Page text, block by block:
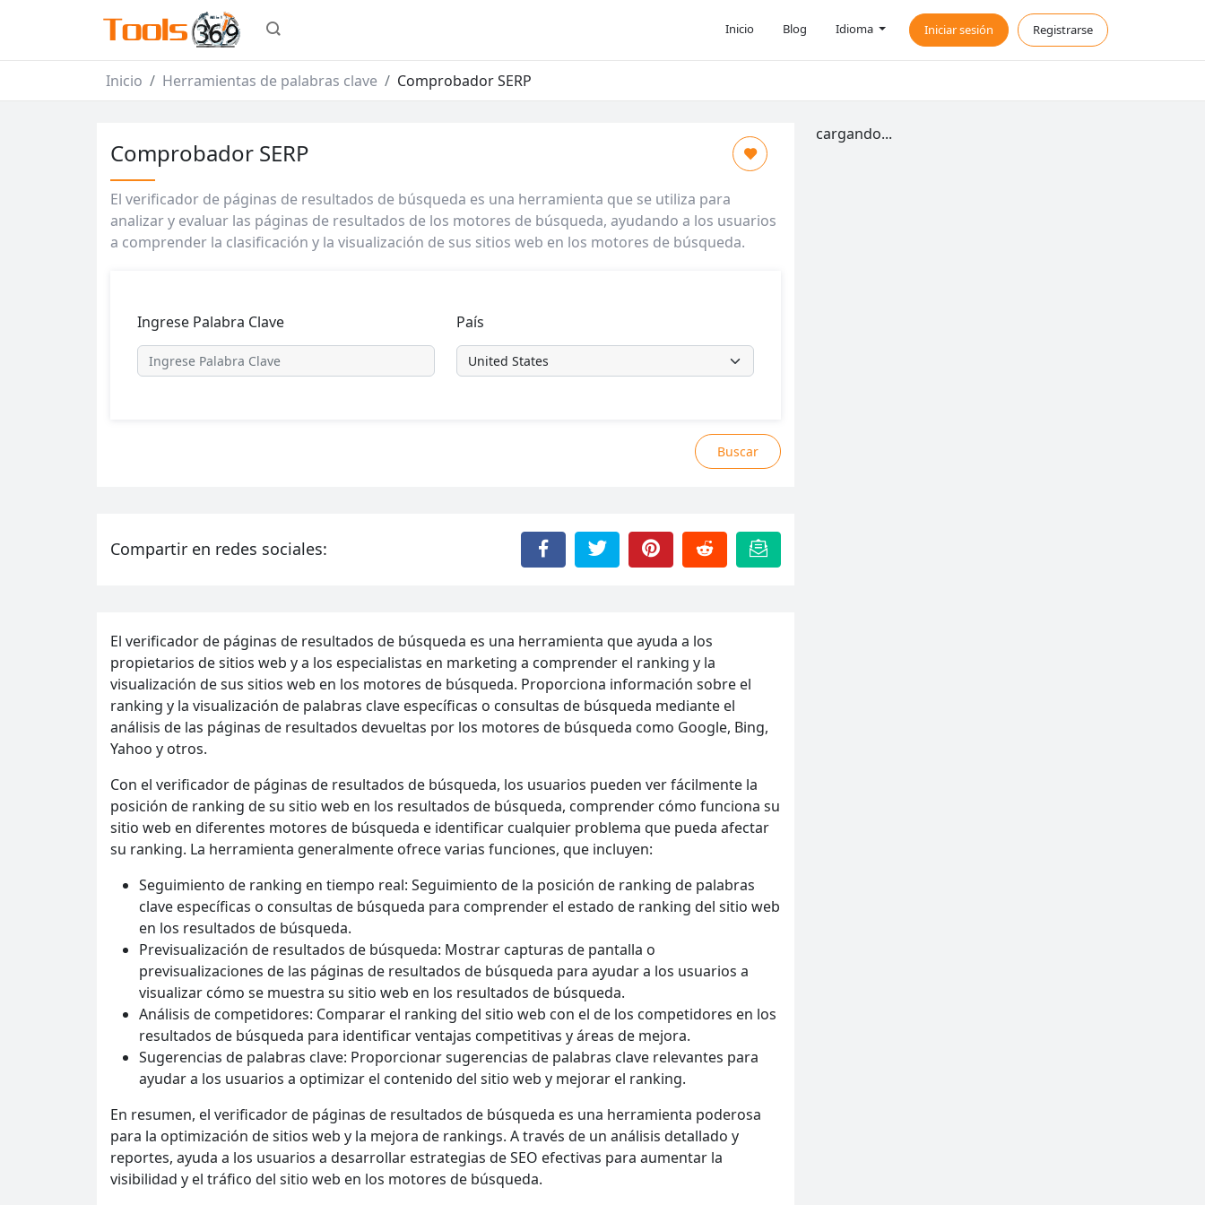
Inicio Blog Idioma Iniciar sesión Registrarse
Inicio Herramientas de palabras clave Comprobador SERP
Comprobador SERP
El verificador de páginas de resultados de búsqueda es una herramienta que se utiliza para
analizar y evaluar las páginas de resultados de los motores de búsqueda, ayudando a los usuarios
a comprender la clasificación y la visualización de sus sitios web en los motores de búsqueda.
Ingrese Palabra Clave País
Buscar
Compartir en redes sociales:
El verificador de páginas de resultados de búsqueda es una herramienta que ayuda a los
propietarios de sitios web y a los especialistas en marketing a comprender el ranking y la
visualización de sus sitios web en los motores de búsqueda. Proporciona información sobre el
ranking y la visualización de palabras clave específicas o consultas de búsqueda mediante el
análisis de las páginas de resultados devueltas por los motores de búsqueda como Google, Bing,
Yahoo y otros.
Con el verificador de páginas de resultados de búsqueda, los usuarios pueden ver fácilmente la
posición de ranking de su sitio web en los resultados de búsqueda, comprender cómo funciona su
sitio web en diferentes motores de búsqueda e identificar cualquier problema que pueda afectar
su ranking. La herramienta generalmente ofrece varias funciones, que incluyen:
Seguimiento de ranking en tiempo real: Seguimiento de la posición de ranking de palabras
clave específicas o consultas de búsqueda para comprender el estado de ranking del sitio web
en los resultados de búsqueda.
Previsualización de resultados de búsqueda: Mostrar capturas de pantalla o
previsualizaciones de las páginas de resultados de búsqueda para ayudar a los usuarios a
visualizar cómo se muestra su sitio web en los resultados de búsqueda.
Análisis de competidores: Comparar el ranking del sitio web con el de los competidores en los
resultados de búsqueda para identificar ventajas competitivas y áreas de mejora.
Sugerencias de palabras clave: Proporcionar sugerencias de palabras clave relevantes para
ayudar a los usuarios a optimizar el contenido del sitio web y mejorar el ranking.
En resumen, el verificador de páginas de resultados de búsqueda es una herramienta poderosa
para la optimización de sitios web y la mejora de rankings. A través de un análisis detallado y
reportes, ayuda a los usuarios a desarrollar estrategias de SEO efectivas para aumentar la
visibilidad y el tráfico del sitio web en los motores de búsqueda.
cargando...